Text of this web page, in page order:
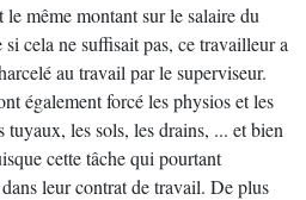
même montant sur le salaire du
cela ne suffisait pas, ce travailleur a
au travail par le superviseur.
également forcé les physios et les
tuyaux, les sols, les drains, ... et bien
cette tâche qui pourtant
dans leur contrat de travail. De plus